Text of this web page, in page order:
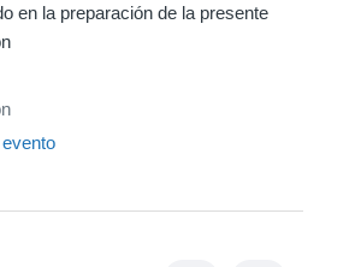
en la preparación de la presente
evento